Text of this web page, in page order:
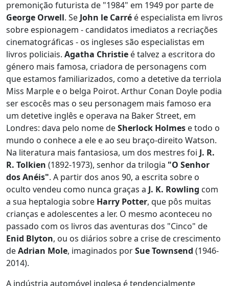
premonição futurista de "1984" em 1949 por parte de
George Orwell. Se John le Carré é especialista em livros
sobre espionagem - candidatos imediatos a recriações
cinematográficas - os ingleses são especialistas em
livros policiais. Agatha Christie é talvez a escritora do
género mais famosa, criadora de personagens com
que estamos familiarizados, como a detetive da terriola
Miss Marple e o belga Poirot. Arthur Conan Doyle podia
ser escocês mas o seu personagem mais famoso era
um detetive inglês e operava na Baker Street, em
Londres: dava pelo nome deSherlock Holmes e todo o
mundo o conhece a ele e ao seu braço-direito Watson.
Na literatura mais fantasiosa, um dos mestres foi J. R.
R. Tolkien (1892-1973), senhor da trilogia "O Senhor
dos Anéis". A partir dos anos 90, a escrita sobre o
oculto vendeu como nunca graças a J. K. Rowling com
a sua heptalogia sobre Harry Potter, que pôs muitas
crianças e adolescentes a ler. O mesmo aconteceu no
passado com os livros das aventuras dos "Cinco" de
Enid Blyton, ou os diários sobre a crise de crescimento
deAdrian Mole, imaginados porSue Townsend (1946-
2014).
A indústria automóvel inglesa é tendencialmente